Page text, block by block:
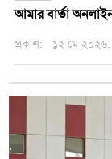
আমার বার্তা
প্রকাশ: ১২ মে